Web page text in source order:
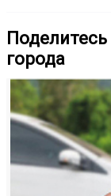
города